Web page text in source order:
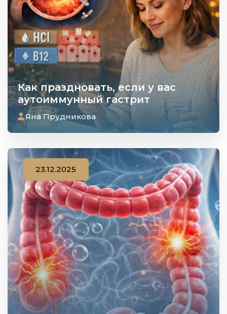
Как праздновать, если у вас
аутоиммунный гастрит
Яна Прудникова
23.12.2025